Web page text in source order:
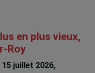
en plus vieux,
Roy
juillet 2026,